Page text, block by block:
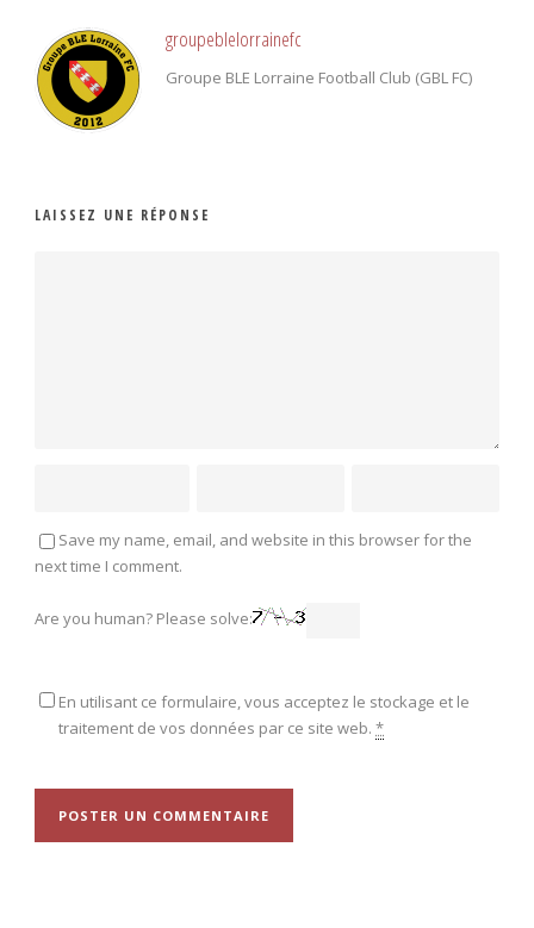
groupeblelorrainefc
Groupe BLE Lorraine Football Club (GBL FC)
LAISSEZ UNE RÉPONSE
Save my name, email, and website in this browser for the
next time I comment.
Are you human? Please solve:
En utilisant ce formulaire, vous acceptez le stockage et le
traitement de vos données par ce site web. *